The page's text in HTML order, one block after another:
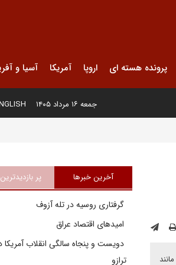
پرونده هسته ای اروپا آمریکا آسیا و
جمعه ۱۶ مرداد ۱۴۰۵
آخرین خبرها پر
گرفتاری روسیه در تله آزوف
امیدهای اقتصاد عراق
دویست و پنجاه سالگی انقلاب آمریکا
ترازو